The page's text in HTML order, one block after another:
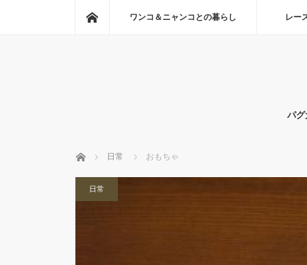
ホームワンコ＆ニャンコとの暮らし レー
パグ
ホーム 日常 おもちゃ
日常